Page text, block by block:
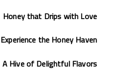
Honey that Drips with Love
Experience the Honey Haven
A Hive of Delightful Flavors